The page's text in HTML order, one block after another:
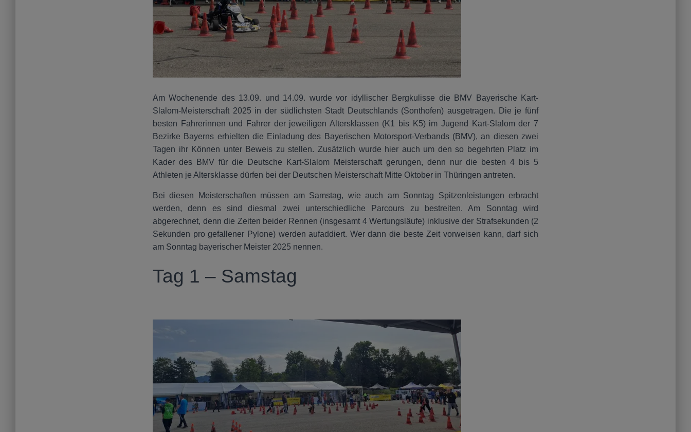
Am Wochenende des 13.09. und 14.09. wurde vor idyllischer Bergkulisse die BMV Bayerische Kart-
Slalom-Meisterschaft 2025 in der südlichsten Stadt Deutschlands (Sonthofen) ausgetragen. Die je fünf
besten Fahrerinnen und Fahrer der jeweiligen Altersklassen (K1 bis K5) im Jugend Kart-Slalom der 7
Bezirke Bayerns erhielten die Einladung des Bayerischen Motorsport-Verbands (BMV), an diesen zwei
Tagen ihr Können unter Beweis zu stellen. Zusätzlich wurde hier auch um den so begehrten Platz im
Kader des BMV für die Deutsche Kart-Slalom Meisterschaft gerungen, denn nur die besten 4 bis 5
Athleten je Altersklasse dürfen bei der Deutschen Meisterschaft Mitte Oktober in Thüringen antreten.
Bei diesen Meisterschaften müssen am Samstag, wie auch am Sonntag Spitzenleistungen erbracht
werden, denn es sind diesmal zwei unterschiedliche Parcours zu bestreiten. Am Sonntag wird
abgerechnet, denn die Zeiten beider Rennen (insgesamt 4 Wertungsläufe) inklusive der Strafsekunden (2
Sekunden pro gefallener Pylone) werden aufaddiert. Wer dann die beste Zeit vorweisen kann, darf sich
am Sonntag bayerischer Meister 2025 nennen.
Tag 1 – Samstag